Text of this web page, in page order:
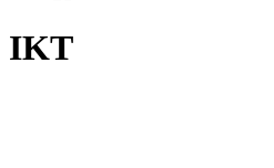
IKT